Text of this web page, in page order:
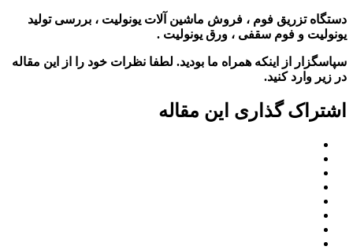
دستگاه تزریق فوم ، فروش ماشین آلات یونولیت ، بررسی تولید
یونولیت و فوم سقفی ، ورق یونولیت .
سپاسگزار از اینکه همراه ما بودید. لطفا نظرات خود را از این مقاله
در زیر وارد کنید.
اشتراک گذاری این مقاله